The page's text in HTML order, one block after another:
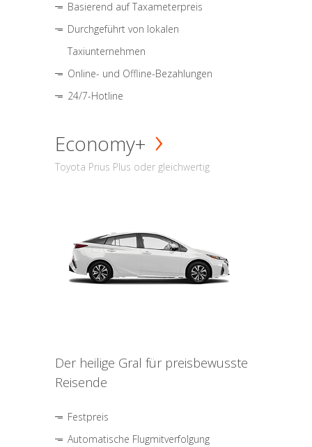
Basierend auf Taxameterpreis
Durchgeführt von lokalen
Taxiunternehmen
Online- und Offline-Bezahlungen
24/7-Hotline
Economy+
Toyota Prius Plus oder gleichwertig
Der heilige Gral für preisbewusste
Reisende
Festpreis
Automatische Flugmitverfolgung